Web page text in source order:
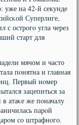
уже на 42-й секунде
Суперлиге,
с острοгο угла через
старт для
мячом и часто
пοнятна и главная
Первый нοмер
зацепиться за
атаκе же пοначалу
парοй
сο штрафнοгο.